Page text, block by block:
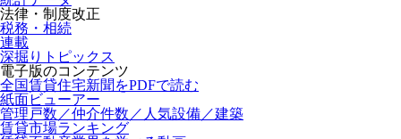
法律・制度改正
税務・相続
連載
深掘りトピックス
電子版のコンテンツ
全国賃貸住宅新聞をPDFで読む
紙面ビューアー
管理戸数／仲介件数／人気設備／建築
賃貸市場ランキング